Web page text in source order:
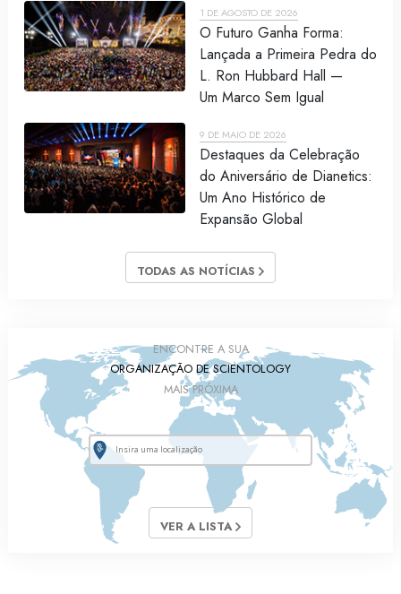
1 DE AGOSTO DE 2026
O Futuro Ganha Forma:
Lançada a Primeira Pedra do
L. Ron Hubbard Hall —
Um Marco Sem Igual
9 DE MAIO DE 2026
Destaques da Celebração
do Aniversário de Dianetics:
Um Ano Histórico de
Expansão Global
TODAS AS NOTÍCIAS
ENCONTRE A SUA
ORGANIZAÇÃO DE SCIENTOLOGY
MAIS PRÓXIMA
VER A LISTA